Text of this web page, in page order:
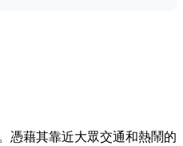
憑藉其靠近大眾交通和熱鬧的